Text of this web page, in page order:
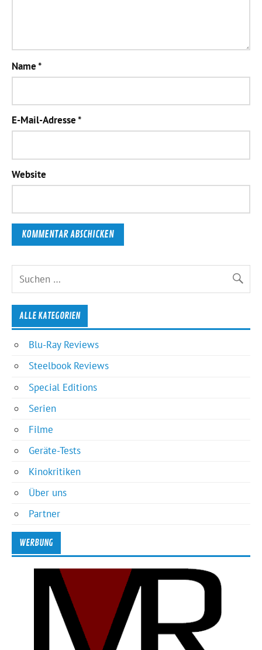
Name*
E-Mail-Adresse*
Website
ALLE KATEGORIEN
Blu-Ray Reviews
Steelbook Reviews
Special Editions
Serien
Filme
Geräte-Tests
Kinokritiken
Über uns
Partner
WERBUNG